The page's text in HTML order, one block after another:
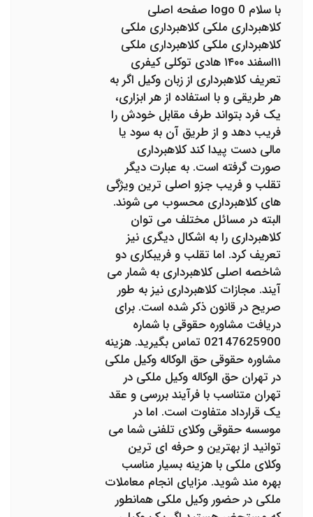
با سلام 0 logo صفحه اصلی
کلاهبرداری ملکی کلاهبرداری ملکی
کلاهبرداری ملکی کلاهبرداری ملکی
۱۱اسفند ۱۴۰۰ هادی توکلی کیفری
تعریف کلاهبرداری از زبان وکیل اگر به
هر طریقی و با استفاده از هر ابزاری،
یک فرد بتواند طرف مقابل خودش را
فریب دهد و از طریق آن به سود یا
مالی دست پیدا کند کلاهبرداری
صورت گرفته است. به عبارت دیگر
تقلب و فریب جزو اصلی ترین ویژگی
های کلاهبرداری محسوب می شوند.
البته در مسائل مختلف می توان
کلاهبرداری را به اشکال دیگری نیز
تعریف کرد. اما تقلب و فریبکاری دو
شاخصه اصلی کلاهبرداری به شمار می
آیند. مجازات کلاهبرداری نیز به طور
صریح در قانون ذکر شده است. برای
دریافت مشاوره حقوقی با شماره
02147625900 تماس بگیرید. هزینه
مشاوره حقوقی حق الوکاله وکیل ملکی
در تهران حق الوکاله وکیل ملکی در
تهران متناسب با فرآیند بررسی و عقد
یک قرارداد متفاوت است. اما در
موسسه حقوقی وکلای تلفنی شما می
توانید از بهترین و حرفه ای ترین
وکلای ملکی با هزینه بسیار مناسب
بهره مند شوید. مزایای انجام معاملات
ملکی در حضور وکیل ملکی همانطور